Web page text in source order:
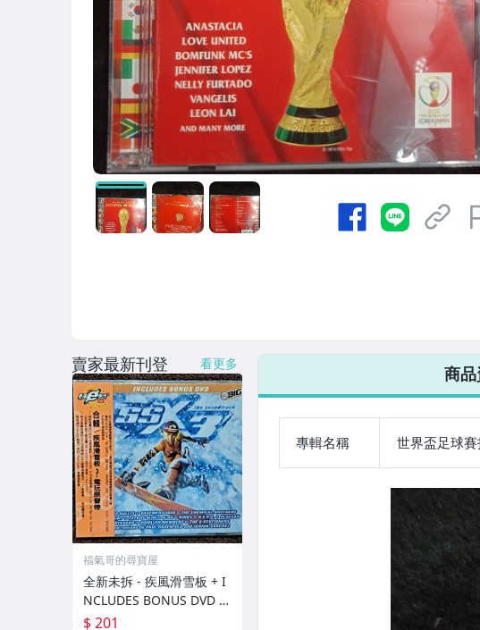
商
專輯名稱 世界盃足球
賣家最新刊登 看更多
福氣哥的尋寶屋
全新未拆 - 疾風滑雪板 + I
NCLUDES BONUS DVD -
電玩原聲帶 - 2003年EMI
$ 201